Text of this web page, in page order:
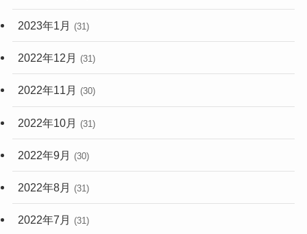
2023年1月 (31)
2022年12月 (31)
2022年11月 (30)
2022年10月 (31)
2022年9月 (30)
2022年8月 (31)
2022年7月 (31)